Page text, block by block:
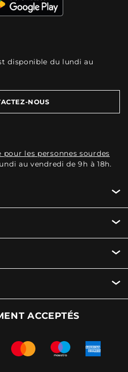
disponible du lundi au
NOUS
pour les personnes sourdes
au vendredi de 9h à 18h.
ACCEPTÉS